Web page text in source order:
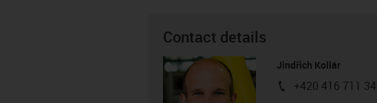
Contact details
Jindřich Kollár
igus-icon-phone
+420 416 711